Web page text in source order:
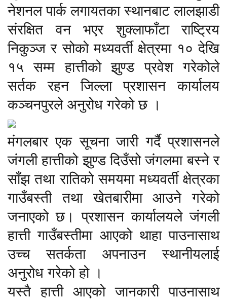
नेशनल पार्क लगायतका स्थानबाट लालझाडी
संरक्षित वन भएर शुक्लाफाँटा राष्ट्रिय
निकुञ्ज र सोको मध्यवर्ती क्षेत्रमा १० देखि
१५ सम्म हात्तीको झुण्ड प्रवेश गरेकोले
सर्तक रहन जिल्ला प्रशासन कार्यालय
कञ्चनपुरले अनुरोध गरेको छ ।
मंगलबार एक सूचना जारी गर्दै प्रशासनले
जंगली हात्तीको झुण्ड दिउँसो जंगलमा बस्ने र
साँझ तथा रातिको समयमा मध्यवर्ती क्षेत्रका
गाउँबस्ती तथा खेतबारीमा आउने गरेको
जनाएको छ। प्रशासन कार्यालयले जंगली
हात्ती गाउँबस्तीमा आएको थाहा पाउनासाथ
उच्च सतर्कता अपनाउन स्थानीयलाई
अनुरोध गरेको हो ।
यस्तै हात्ती आएको जानकारी पाउनासाथ